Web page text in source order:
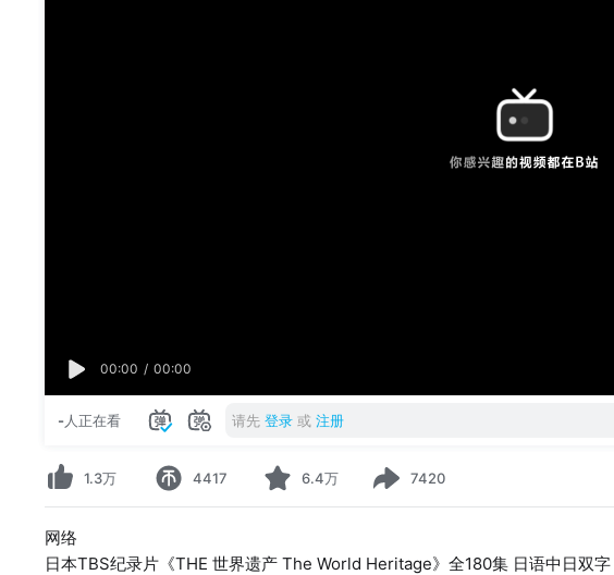
00:00 / 00:00
-人正在看 请先 登录 或 注册
1.3万 4417 6.4万 7420
网络
日本TBS纪录片《THE 世界遗产 The World Heritage》全180集 日语中日双字